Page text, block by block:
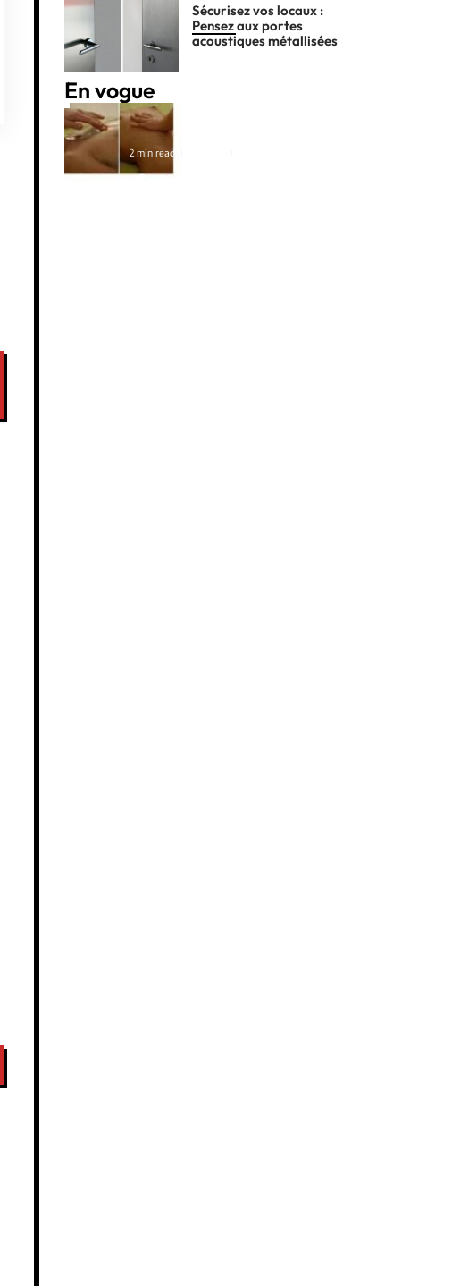
Sécurisez vos locaux :
Pensez aux portes
acoustiques métallisées
En vogue
2 min read
Ce que veulent les